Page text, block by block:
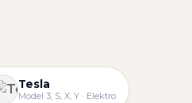
Tesla
Model 3, S, X, Y · Elektro